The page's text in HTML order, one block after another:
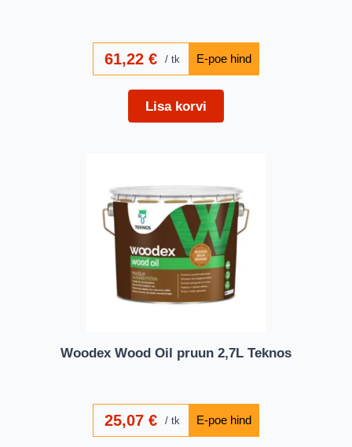
61,22 € tk
Lisa korvi
Woodex Wood Oil pruun 2,7L Teknos
25,07 € tk